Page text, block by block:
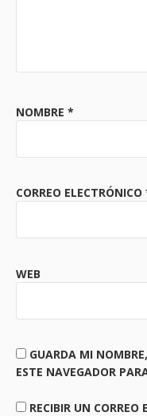
NOMBRE *
CORREO ELECTRÓNICO
WEB
GUARDA MI
ESTE NAVEGADOR
RECIBIR UN CORREO